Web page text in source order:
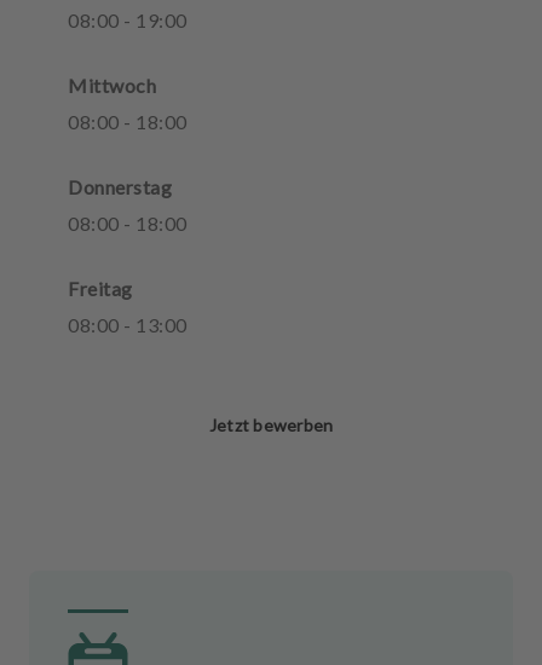
08:00 - 19:00
Mittwoch
08:00 - 18:00
Donnerstag
08:00 - 18:00
Freitag
08:00 - 13:00
Jetzt bewerben